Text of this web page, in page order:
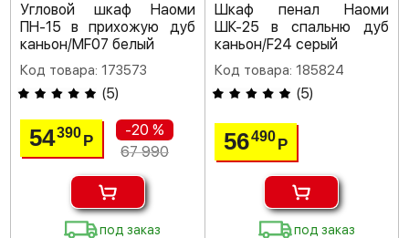
Угловой шкаф Наоми
ПН-15 в прихожую дуб
каньон/MF07 белый
Код товара: 173573
(5)
54390Р
-20 %
67 990
под заказ
Шкаф пенал Наоми
ШК-25 в спальню дуб
каньон/F24 серый
Код товара: 185824
(5)
56490 Р
под заказ